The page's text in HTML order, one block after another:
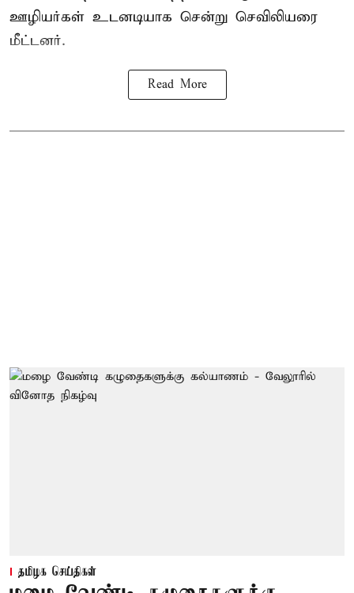
ஊழியர்கள் உடனடியாக சென்று செவிலியரை
மீட்டனர்.
Read More
தமிழக செய்திகள்